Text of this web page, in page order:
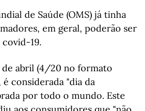
de Saúde (OMS) já tinha
em geral, poderão ser
covid-19.
de abril (4/20 no formato
considerada "dia da
por todo o mundo. Este